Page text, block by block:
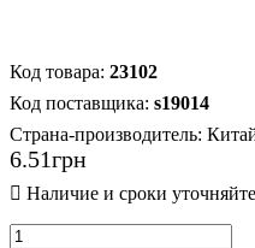
23102
s19014
Страна-производитель:
6.51грн